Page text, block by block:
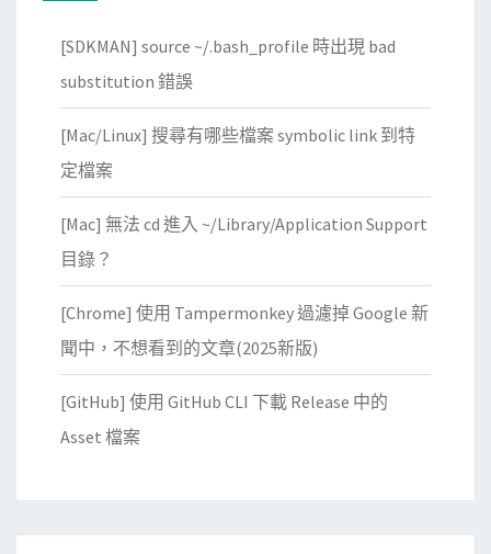
[SDKMAN] source ~/.bash_profile 時出現 bad
substitution 錯誤
[Mac/Linux] 搜尋有哪些檔案 symbolic link 到特
定檔案
[Mac] 無法 cd 進入 ~/Library/Application Support
目錄？
[Chrome] 使用 Tampermonkey 過濾掉 Google 新
聞中，不想看到的文章(2025新版)
[GitHub] 使用 GitHub CLI 下載 Release 中的
Asset 檔案